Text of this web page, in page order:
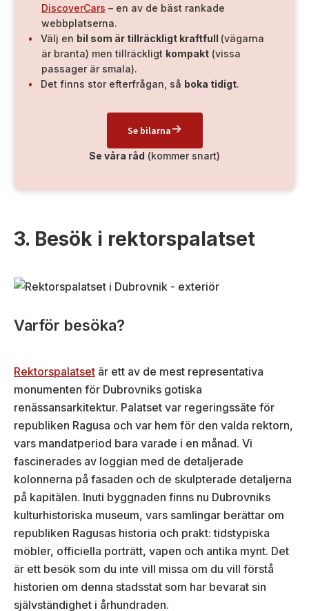
DiscoverCars – en av de bäst rankade
webbplatserna.
Välj en bil som är tillräckligt kraftfull (vägarna
är branta) men tillräckligt kompakt (vissa
passager är smala).
Det finns stor efterfrågan, så boka tidigt.
Se bilarna
Se våra råd (kommer snart)
3. Besök i rektorspalatset
Varför besöka?
Rektorspalatset är ett av de mest representativa
monumenten för Dubrovniks gotiska
renässansarkitektur. Palatset var regeringssäte för
republiken Ragusa och var hem för den valda rektorn,
vars mandatperiod bara varade i en månad. Vi
fascinerades av loggian med de detaljerade
kolonnerna på fasaden och de skulpterade detaljerna
på kapitälen. Inuti byggnaden finns nu Dubrovniks
kulturhistoriska museum, vars samlingar berättar om
republiken Ragusas historia och prakt: tidstypiska
möbler, officiella porträtt, vapen och antika mynt. Det
är ett besök som du inte vill missa om du vill förstå
historien om denna stadsstat som har bevarat sin
självständighet i århundraden.